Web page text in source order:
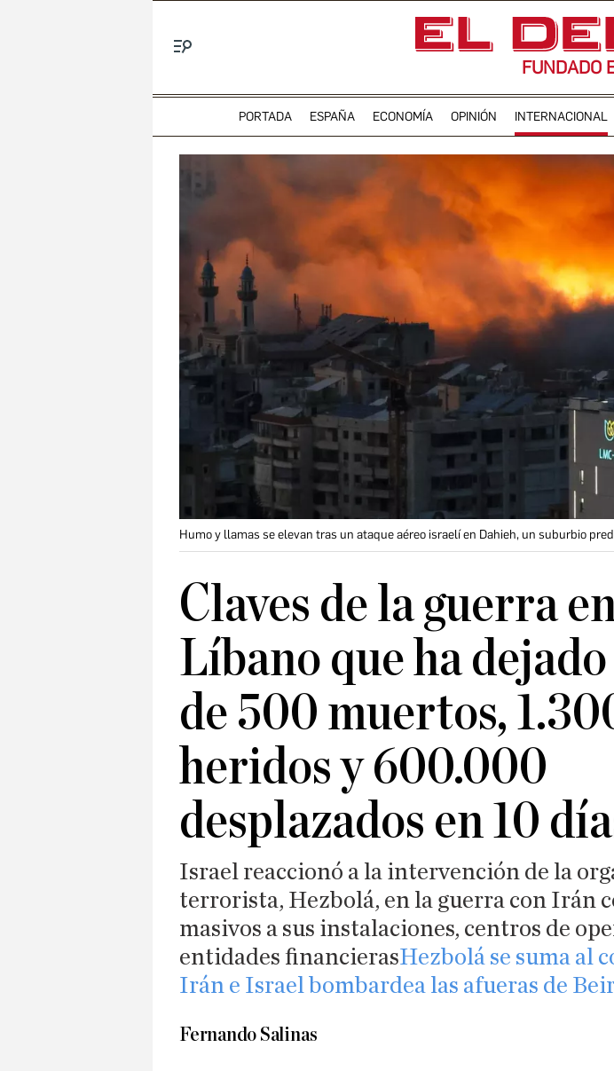
FUNDADO
PORTADA ESPAÑA ECONOMÍA OPINIÓN INTERNACIONAL
Humo y llamas se elevan tras un ataque aéreo israelí en Dahieh, un suburbio
Claves de la guerra
Líbano que ha dejado
de 500 muertos,
heridos y 600.000
desplazados en 10
Israel reaccionó a la intervención de la
terrorista, Hezbolá, en la guerra con Irán
masivos a sus instalaciones, centros de
entidades financierasHezbolá se suma al
Irán e Israel bombardea las afueras de
Fernando Salinas